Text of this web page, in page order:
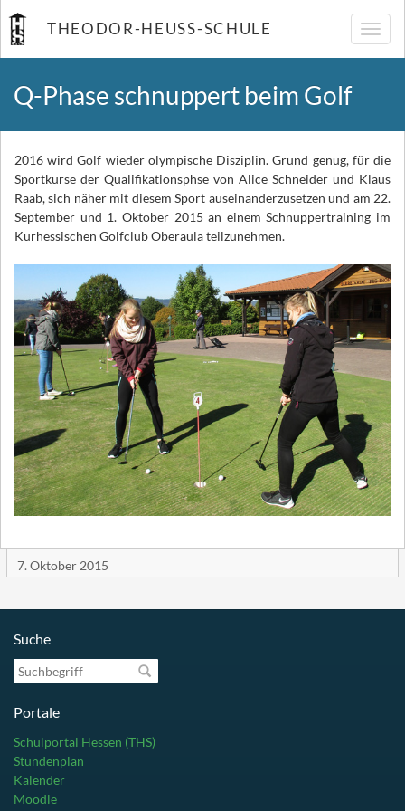
THEODOR-HEUSS-SCHULE
Q-Phase schnuppert beim Golf
2016 wird Golf wieder olympische Disziplin. Grund genug, für die
Sportkurse der Qualifikationsphse von Alice Schneider und Klaus
Raab, sich näher mit diesem Sport auseinanderzusetzen und am 22.
September und 1. Oktober 2015 an einem Schnuppertraining im
Kurhessischen Golfclub Oberaula teilzunehmen.
7. Oktober 2015
Suche
Suchbegriff
Portale
Schulportal Hessen (THS)
Stundenplan
Kalender
Moodle